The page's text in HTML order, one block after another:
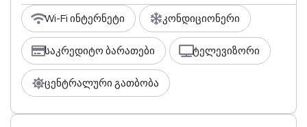
Wi-Fi ინტერნეტი კონდიციონერი
საკრედიტო ბარათები ტელევიზორი
ცენტრალური გათბობა